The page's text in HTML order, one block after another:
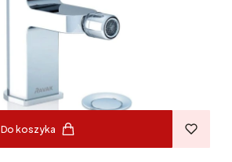
Do koszyka